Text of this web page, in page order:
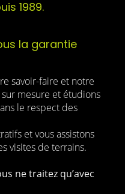
1989.
la garantie
savoir-faire et notre
mesure et étudions
le respect des
et vous assistons
visites de terrains.
ne traitez qu’avec